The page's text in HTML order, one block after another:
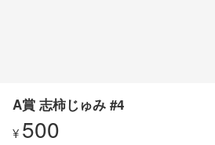
A賞 志柿じゅみ #4
¥ 500